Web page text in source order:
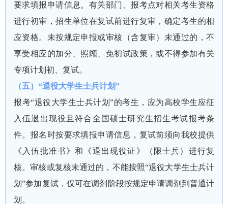
要求填报申请信息。有关部门、报考点对相关考生资格
进行初审，招生单位在复试前进行复审，确定考生的相
应资格。未按规定申报或审核（含复审）未通过的，不
享受相应的加分、照顾、免初试政策，或不得参加有关
专项计划初、复试。
（五）“退役大学生士兵计划”
报考“退役大学生士兵计划”的考生，应为高校学生应征
入伍退出现役且符合全国硕士研究生招生考试报考条
件。报名时按要求填报申请信息，复试前须向我校提供
《入伍批准书》和《退出现役证》（限士兵）进行复
核。审核或复核未通过的，不能按照“退役大学生士兵计
划”参加复试，仅可在调剂阶段按规定申请调剂到普通计
划。